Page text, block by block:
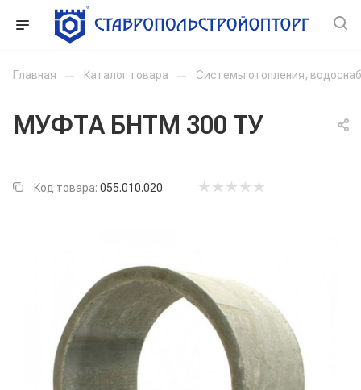
Главная — Каталог товара — Системы отопления,
МУФТА БНТМ 300 ТУ
Код товара: 055.010.020